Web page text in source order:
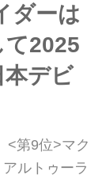
ダーは
2025
デビ
<第9位>マク
ルトゥーラ